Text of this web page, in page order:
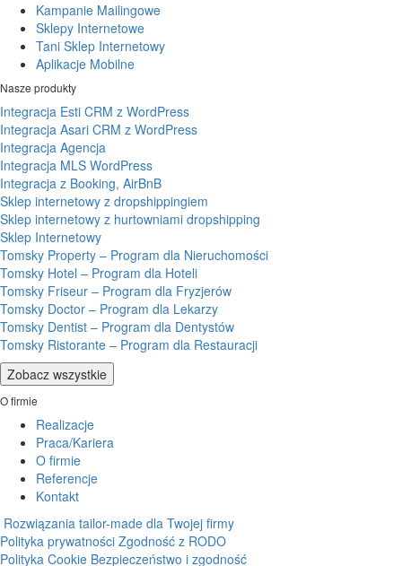
Kampanie Mailingowe
Sklepy Internetowe
Tani Sklep Internetowy
Aplikacje Mobilne
Nasze produkty
Integracja Esti CRM z WordPress
Integracja Asari CRM z WordPress
Integracja Agencja
Integracja MLS WordPress
Integracja z Booking, AirBnB
Sklep internetowy z dropshippingiem
Sklep internetowy z hurtowniami dropshipping
Sklep Internetowy
Tomsky Property – Program dla Nieruchomości
Tomsky Hotel – Program dla Hoteli
Tomsky Friseur – Program dla Fryzjerów
Tomsky Doctor – Program dla Lekarzy
Tomsky Dentist – Program dla Dentystów
Tomsky Ristorante – Program dla Restauracji
Zobacz wszystkie
O firmie
Realizacje
Praca/Kariera
O firmie
Referencje
Kontakt
Rozwiązania tailor-made dla Twojej firmy
Polityka prywatności Zgodność z RODO
Polityka Cookie Bezpieczeństwo i zgodność